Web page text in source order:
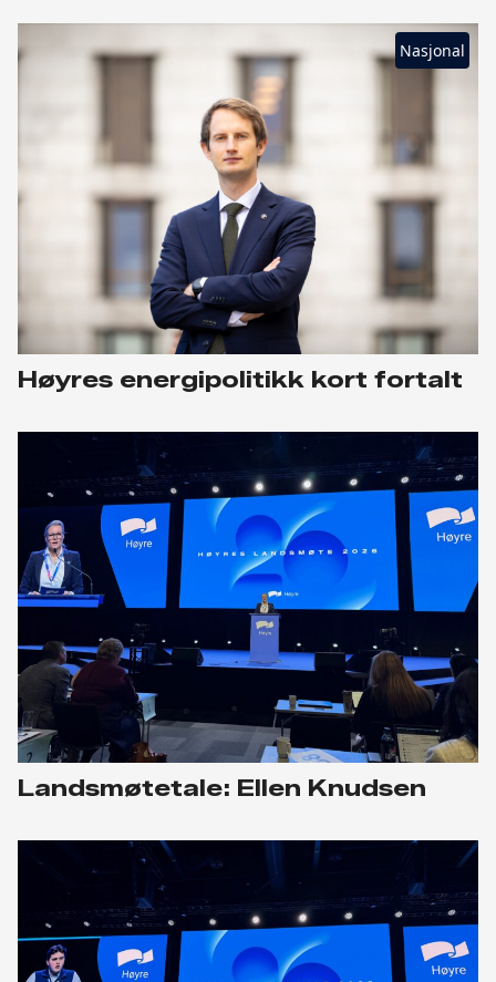
Nasjonal
Høyres energipolitikk kort fortalt
Landsmøtetale: Ellen Knudsen